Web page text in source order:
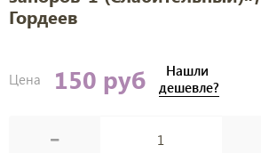
Гордеев
Цена 150 руб
Нашли
дешевле?